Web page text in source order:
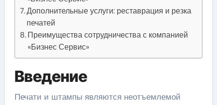
Дополнительные услуги: реставрация и резка
печатей
Преимущества сотрудничества с компанией
«Бизнес Сервис»
Введение
Печати и штампы являются неотъемлемой